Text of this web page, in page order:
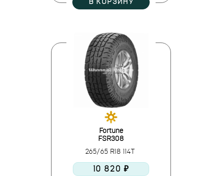
В КОРЗИНУ
Fortune
FSR308
265/65 R18 114T
10 820 ₽